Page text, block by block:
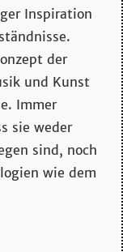
Inspiration
der
und Kunst
Immer
sie weder
sind, noch
wie dem